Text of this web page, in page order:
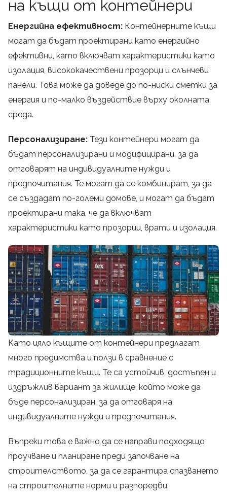
на къщи от контейнери
Енергийна ефективност: Контейнерните къщи
могат да бъдат проектирани като енергийно
ефективни, като включват характеристики като
изолация, висококачествени прозорци и слънчеви
панели. Това може да доведе до по-ниски сметки за
енергия и по-малко въздействие върху околната
среда.
Персонализиране: Тези контейнери могат да
бъдат персонализирани и модифицирани, за да
отговарят на индивидуалните нужди и
предпочитания. Те могат да се комбинират, за да
се създадат по-големи домове, и могат да бъдат
проектирани така, че да включват
характеристики като прозорци, врати и изолация.
Като цяло къщите от контейнери предлагат
много предимства и ползи в сравнение с
традиционните къщи. Те са устойчив, достъпен и
издръжлив вариант за жилище, който може да
бъде персонализиран, за да отговаря на
индивидуалните нужди и предпочитания.
Въпреки това е важно да се направи подходящо
проучване и планиране преди започване на
строителството, за да се гарантира спазването
на строителните норми и разпоредби.